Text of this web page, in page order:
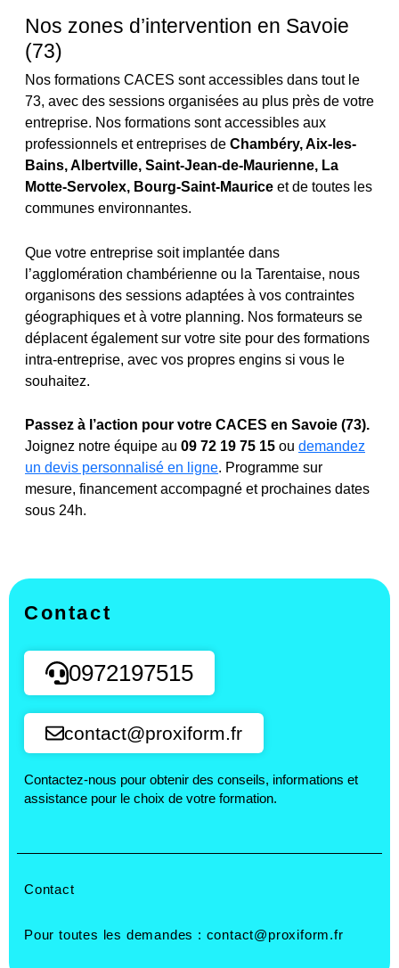
Nos zones d’intervention en Savoie
(73)
Nos formations CACES sont accessibles dans tout le
73, avec des sessions organisées au plus près de votre
entreprise. Nos formations sont accessibles aux
professionnels et entreprises de Chambéry, Aix-les-
Bains, Albertville, Saint-Jean-de-Maurienne, La
Motte-Servolex, Bourg-Saint-Maurice et de toutes les
communes environnantes.
Que votre entreprise soit implantée dans
l’agglomération chambérienne ou la Tarentaise, nous
organisons des sessions adaptées à vos contraintes
géographiques et à votre planning. Nos formateurs se
déplacent également sur votre site pour des formations
intra-entreprise, avec vos propres engins si vous le
souhaitez.
Passez à l’action pour votre CACES en Savoie (73).
Joignez notre équipe au 09 72 19 75 15 ou demandez
un devis personnalisé en ligne. Programme sur
mesure, financement accompagné et prochaines dates
sous 24h.
Contact
0972197515
contact@proxiform.fr
Contactez-nous pour obtenir des conseils, informations et
assistance pour le choix de votre formation.
Contact
Pour toutes les demandes : contact@proxiform.fr